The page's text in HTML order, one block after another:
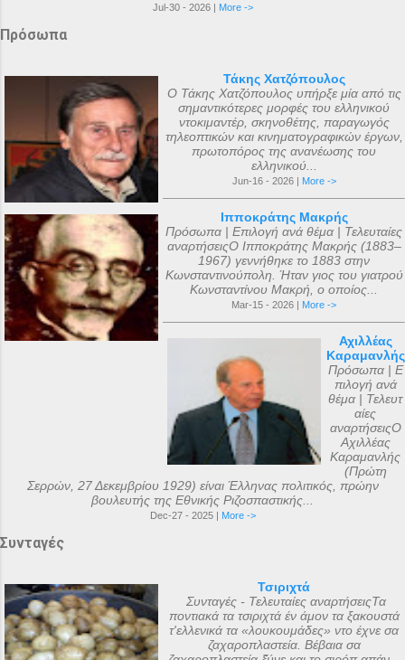
Jul-30 - 2026 | More ->
Πρόσωπα
Τάκης Χατζόπουλος
Ο Τάκης Χατζόπουλος υπήρξε μία από τις
σημαντικότερες μορφές του ελληνικού
ντοκιμαντέρ, σκηνοθέτης, παραγωγός
τηλεοπτικών και κινηματογραφικών έργων,
πρωτοπόρος της ανανέωσης του
ελληνικού...
Jun-16 - 2026 | More ->
Ιπποκράτης Μακρής
Πρόσωπα | Επιλογή ανά θέμα | Τελευταίες
αναρτήσειςΟ Ιπποκράτης Μακρής (1883–
1967) γεννήθηκε το 1883 στην
Κωνσταντινούπολη. Ήταν γιος του γιατρού
Κωνσταντίνου Μακρή, ο οποίος...
Mar-15 - 2026 | More ->
Αχιλλέας
Καραμανλής
Πρόσωπα | Ε
πιλογή ανά
θέμα | Τελευτ
αίες
αναρτήσειςΟ
Αχιλλέας
Καραμανλής
(Πρώτη
Σερρών, 27 Δεκεμβρίου 1929) είναι Έλληνας πολιτικός, πρώην
βουλευτής της Εθνικής Ριζοσπαστικής...
Dec-27 - 2025 | More ->
Συνταγές
Τσιριχτά
Συνταγές - Τελευταίες αναρτήσειςΤα
ποντιακά τα τσιριχτά έν άμον τα ξακουστά
τ'ελλενικά τα «λουκουμάδες» ντο έχνε σα
ζαχαροπλαστεία. Βέβαια σα